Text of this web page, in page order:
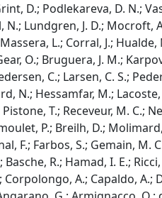
D.; Podlekareva, D. N.;
Lundgren, J. D.; Mocroft,
L.; Corral, J.;
O.; Bruguera, J. M.;
C.; Larsen, C. S.;
N.; Hessamfar, M.;
T.; Receveur, M. C.;
P.; Breilh, D.;
F.; Farbos, S.; Gemain,
Basche, R.; Hamad, I. E.;
Corpolongo, A.; Capaldo,